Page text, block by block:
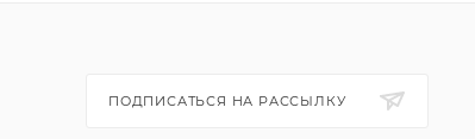
ПОДПИСАТЬСЯ НА РАССЫЛКУ